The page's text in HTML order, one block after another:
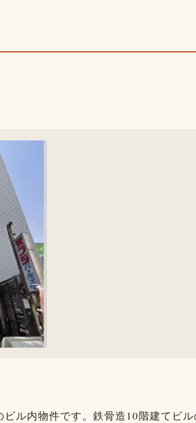
ル内物件です。鉄骨造10階建てビル